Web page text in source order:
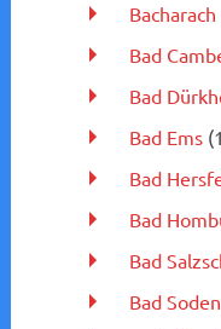
Bacharach
Bad
Bad
Bad Ems
Bad
Bad
Bad
Bad Soden